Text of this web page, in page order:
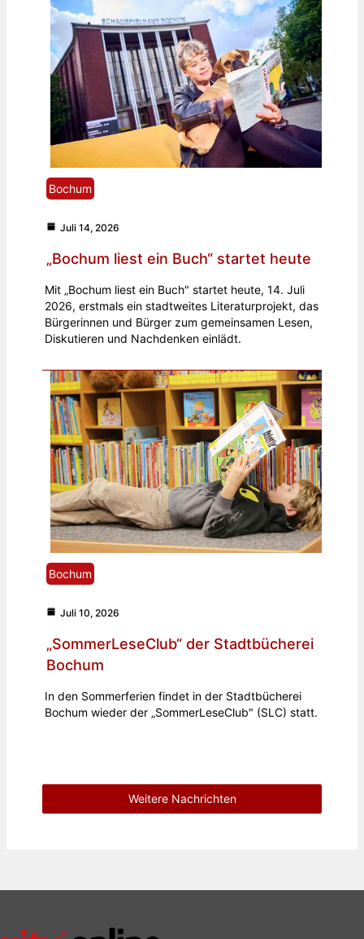
Bochum
Juli 14, 2026
„Bochum liest ein Buch“ startet heute
Mit „Bochum liest ein Buch" startet heute, 14. Juli
2026, erstmals ein stadtweites Literaturprojekt, das
Bürgerinnen und Bürger zum gemeinsamen Lesen,
Diskutieren und Nachdenken einlädt.
Bochum
Juli 10, 2026
„SommerLeseClub“ der Stadtbücherei
Bochum
In den Sommerferien findet in der Stadtbücherei
Bochum wieder der „SommerLeseClub" (SLC) statt.
Weitere Nachrichten